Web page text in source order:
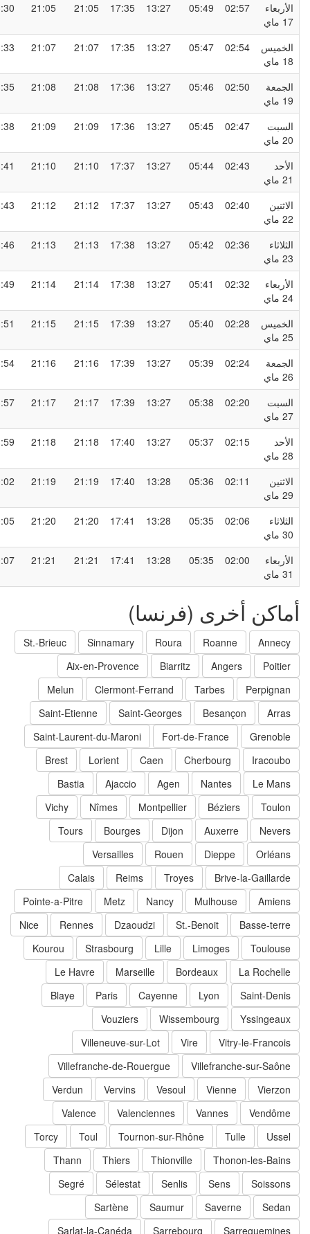
02:57
05:49
13:27
17:35
21:05
21:05
23:30
02:54
05:47
13:27
17:35
21:07
21:07
23:33
02:50
05:46
13:27
17:36
21:08
21:08
23:35
02:47
05:45
13:27
17:36
21:09
21:09
23:38
02:43
05:44
13:27
17:37
21:10
21:10
23:41
02:40
05:43
13:27
17:37
21:12
21:12
23:43
02:36
05:42
13:27
17:38
21:13
21:13
23:46
02:32
05:41
13:27
17:38
21:14
21:14
23:49
02:28
05:40
13:27
17:39
21:15
21:15
23:51
02:24
05:39
13:27
17:39
21:16
21:16
23:54
02:20
05:38
13:27
17:39
21:17
21:17
23:57
02:15
05:37
13:27
17:40
21:18
21:18
23:59
02:11
05:36
13:28
17:40
21:19
21:19
00:02
02:06
05:35
13:28
17:41
21:20
21:20
00:05
02:00
05:35
13:28
17:41
21:21
21:21
00:07
أخرى (فرنسا)
Annecy
Roanne
Roura
Sinnamary
St.-Brieuc
Poitier
Angers
Biarritz
Aix-en-Provence
Perpignan
Tarbes
Clermont-Ferrand
Melun
Arras
Besançon
Saint-Georges
Saint-Etienne
Grenoble
Fort-de-France
Saint-Laurent-du-Maroni
Iracoubo
Cherbourg
Caen
Lorient
Brest
Le Mans
Nantes
Agen
Ajaccio
Bastia
Toulon
Béziers
Montpellier
Nîmes
Vichy
Nevers
Auxerre
Dijon
Bourges
Tours
Orléans
Dieppe
Rouen
Versailles
Brive-la-Gaillarde
Troyes
Reims
Calais
Amiens
Mulhouse
Nancy
Metz
Pointe-a-Pitre
Basse-terre
St.-Benoit
Dzaoudzi
Rennes
Nice
Toulouse
Limoges
Strasbourg
Kourou
La Rochelle
Bordeaux
Marseille
Le Havre
Saint-Denis
Lyon
Cayenne
Paris
Blaye
Yssingeaux
Wissembourg
Vouziers
Vitry-le-Francois
Villeneuve-sur-Lot
Villefranche-sur-Saône
Villefranche-de-Rouergue
Vierzon
Vienne
Vesoul
Vervins
Verdun
Vendôme
Vannes
Valenciennes
Valence
Ussel
Tulle
Tournon-sur-Rhône
Torcy
Thonon-les-Bains
Thionville
Thiers
Thann
Soissons
Sens
Senlis
Sélestat
Segré
Sedan
Saverne
Saumur
Sartène
Sarreguemines
Sarrebourg
Sarlat-la-Canéda